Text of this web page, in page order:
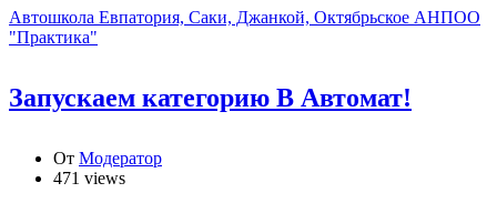
Автошкола Евпатория, Саки, Джанкой, Октябрьское АНПОО
"Практика"
Запускаем категорию В Автомат!
От Модератор
471 views